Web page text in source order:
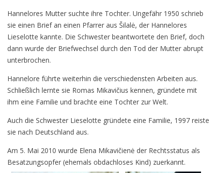
Hannelores Mutter suchte ihre Tochter. Ungefähr 1950 schrieb
sie einen Brief an einen Pfarrer aus Šilalė, der Hannelores
Lieselotte kannte. Die Schwester beantwortete den Brief, doch
dann wurde der Briefwechsel durch den Tod der Mutter abrupt
unterbrochen.
Hannelore führte weiterhin die verschiedensten Arbeiten aus.
Schließlich lernte sie Romas Mikavičius kennen, gründete mit
ihm eine Familie und brachte eine Tochter zur Welt.
Auch die Schwester Lieselotte gründete eine Familie, 1997 reiste
sie nach Deutschland aus.
Am 5. Mai 2010 wurde Elena Mikavičienė der Rechtsstatus als
Besatzungsopfer (ehemals obdachloses Kind) zuerkannt.